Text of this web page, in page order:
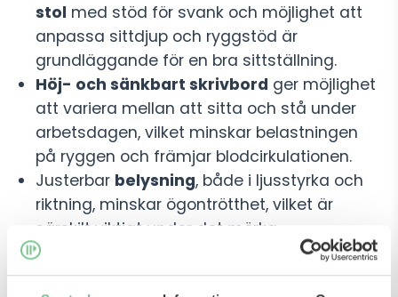
stol med stöd för svank och möjlighet att
anpassa sittdjup och ryggstöd är
grundläggande för en bra sittställning.
Höj- och sänkbart skrivbord ger möjlighet
att variera mellan att sitta och stå under
arbetsdagen, vilket minskar belastningen
på ryggen och främjar blodcirkulationen.
Justerbar belysning, både i ljusstyrka och
riktning, minskar ögontrötthet, vilket är
särskilt viktigt under det mörka
vinterhalvåret hos oss i Skandinavien.
Fotpallarsom stödjer benen och hjälper till